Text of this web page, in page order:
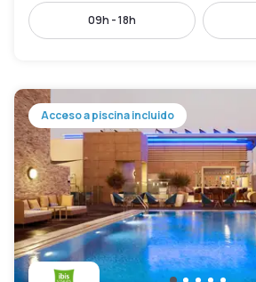
09h - 18h
Acceso a piscina incluido